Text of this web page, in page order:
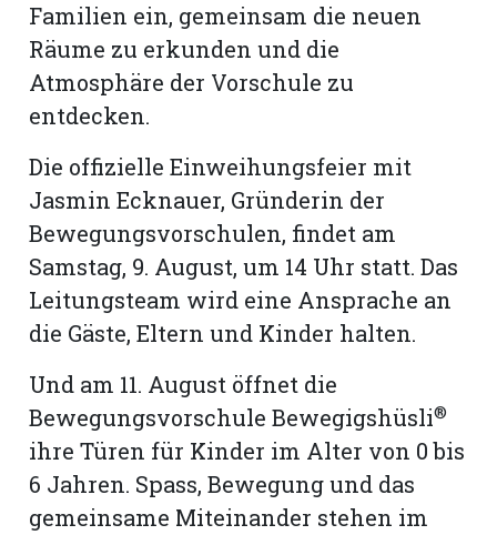
Familien ein, gemeinsam die neuen
Räume zu erkunden und die
Atmosphäre der Vorschule zu
entdecken.
Die offizielle Einweihungsfeier mit
Jasmin Ecknauer, Gründerin der
Bewegungsvorschulen, findet am
Samstag, 9. August, um 14 Uhr statt. Das
Leitungsteam wird eine Ansprache an
die Gäste, Eltern und Kinder halten.
Und am 11. August öffnet die
Bewegungsvorschule Bewegigshüsli®
ihre Türen für Kinder im Alter von 0 bis
6 Jahren. Spass, Bewegung und das
gemeinsame Miteinander stehen im